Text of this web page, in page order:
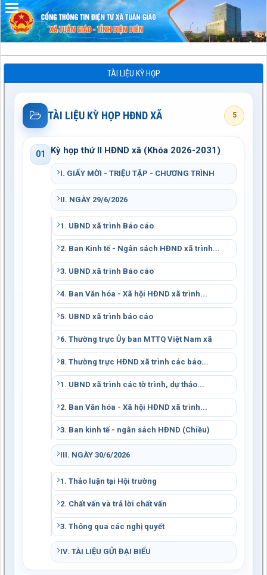
TÀI LIỆU KỲ HỌP
TÀI LIỆU KỲ HỌP HĐND XÃ 5
01 Kỳ họp thứ II HĐND xã (Khóa 2026-2031)
I. GIẤY MỜI - TRIỆU TẬP - CHƯƠNG TRÌNH
II. NGÀY 29/6/2026
1. UBND xã trình Báo cáo
2. Ban Kinh tế - Ngân sách HĐND xã trình...
3. UBND xã trình Báo cáo
4. Ban Văn hóa - Xã hội HĐND xã trình...
5. UBND xã trình báo cáo
6. Thường trực Ủy ban MTTQ Việt Nam xã
8. Thường trực HĐND xã trình các báo...
1. UBND xã trình các tờ trình, dự thảo...
2. Ban Văn hóa - Xã hội HĐND xã trình...
3. Ban kinh tế - ngân sách HĐND (Chiều)
III. NGÀY 30/6/2026
1. Thảo luận tại Hội trường
2. Chất vấn và trả lời chất vấn
3. Thông qua các nghị quyết
IV. TÀI LIỆU GỬI ĐẠI BIỂU
Đã kết nối EMC